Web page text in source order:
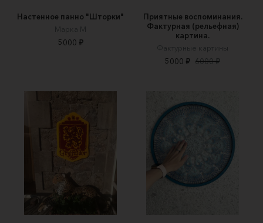
Настенное панно "Шторки"
Марка М
5000 ₽
Приятные воспоминания.
Фактурная (рельефная)
картина.
Фактурные картины
5000 ₽ 6000 ₽